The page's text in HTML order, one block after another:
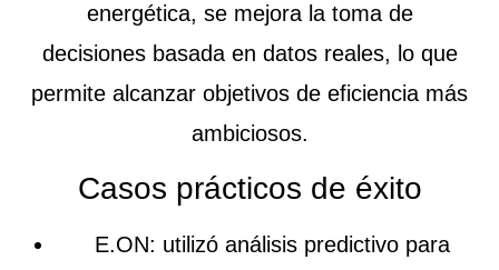
energética, se mejora la toma de
decisionesbasada en datos reales, lo que
permite alcanzar objetivos de eficiencia más
ambiciosos.
Casos prácticos de éxito
E.ON: utilizó análisis predictivo para